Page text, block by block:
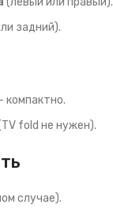
задний).
компактно.
fold не нужен).
случае).